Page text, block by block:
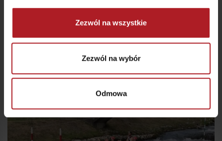
Zezwól na wszystkie
Zezwól na wybór
Odmowa
Loď Nellisa